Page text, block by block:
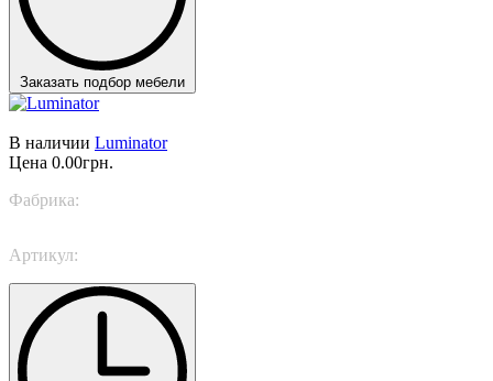
Заказать подбор мебели
В наличии Luminator
Цена 0.00грн.
Фабрика:
Артикул: